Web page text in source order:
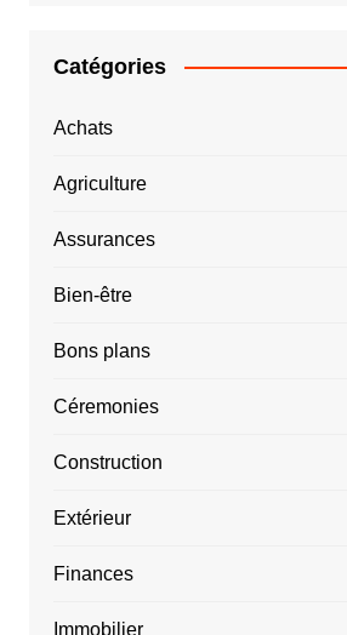
Catégories
Achats
Agriculture
Assurances
Bien-être
Bons plans
Céremonies
Construction
Extérieur
Finances
Immobilier